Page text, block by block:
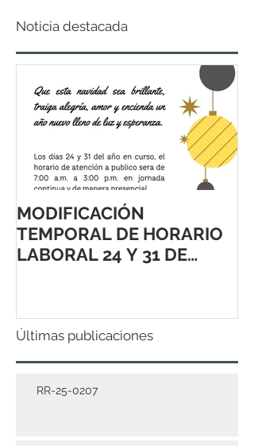
Noticia destacada
MODIFICACIÓN
TEMPORAL DE HORARIO
LABORAL 24 Y 31 DE
Últimas publicaciones
RR-25-0207